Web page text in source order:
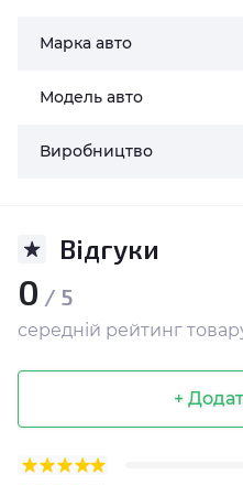
Марка авто
Модель авто
Виробництво
Відгуки
0 / 5
середній рейтинг
+